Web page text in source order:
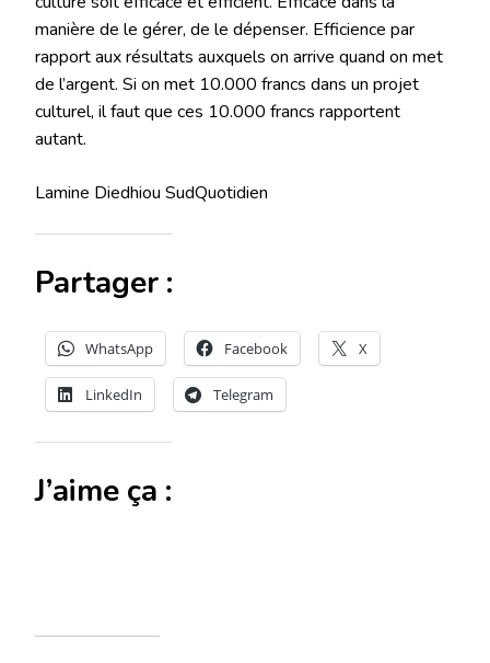
manière de le gérer, de le dépenser. Efficience par
rapport aux résultats auxquels on arrive quand on met
de l’argent. Si on met 10.000 francs dans un projet
culturel, il faut que ces 10.000 francs rapportent
autant.
Lamine Diedhiou SudQuotidien
Partager :
WhatsApp Facebook X
LinkedIn Telegram
J’aime ça :